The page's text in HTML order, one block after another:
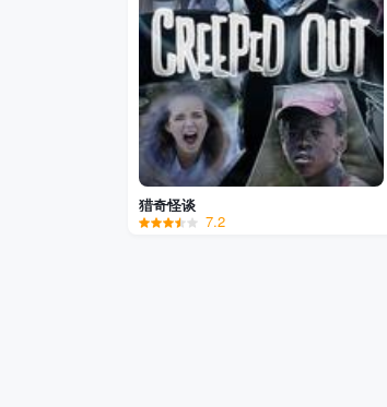
猎奇怪谈
7.2